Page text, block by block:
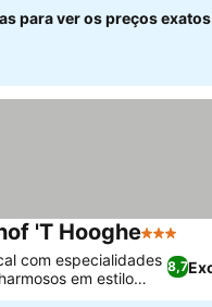
para ver os preços
'T Hooghe3 Estrelas
8,7
com especialidades
em estilo